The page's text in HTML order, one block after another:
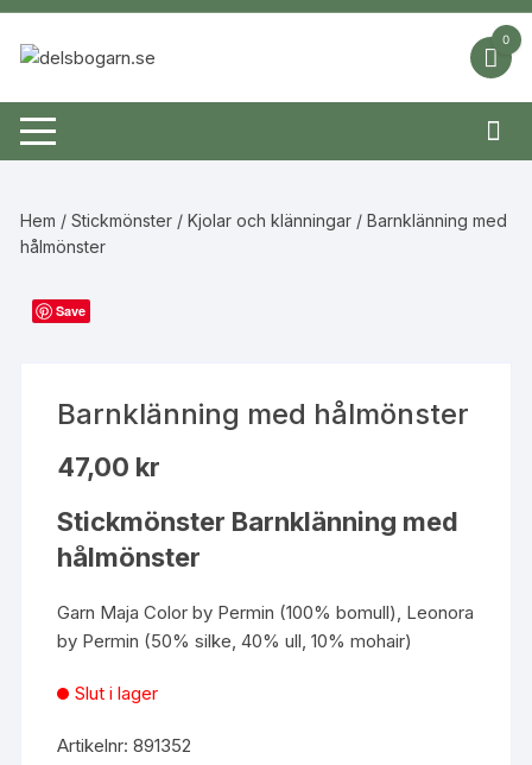
Hoppa
innehåll
0
Hem /Stickmönster /Kjolar och klänningar / Barnklänning med
hålmönster
Save
Barnklänning med hålmönster
47,00 kr
Stickmönster Barnklänning med
hålmönster
Garn Maja Color by Permin (100% bomull), Leonora
by Permin (50% silke, 40% ull, 10% mohair)
Slut i lager
Artikelnr:891352